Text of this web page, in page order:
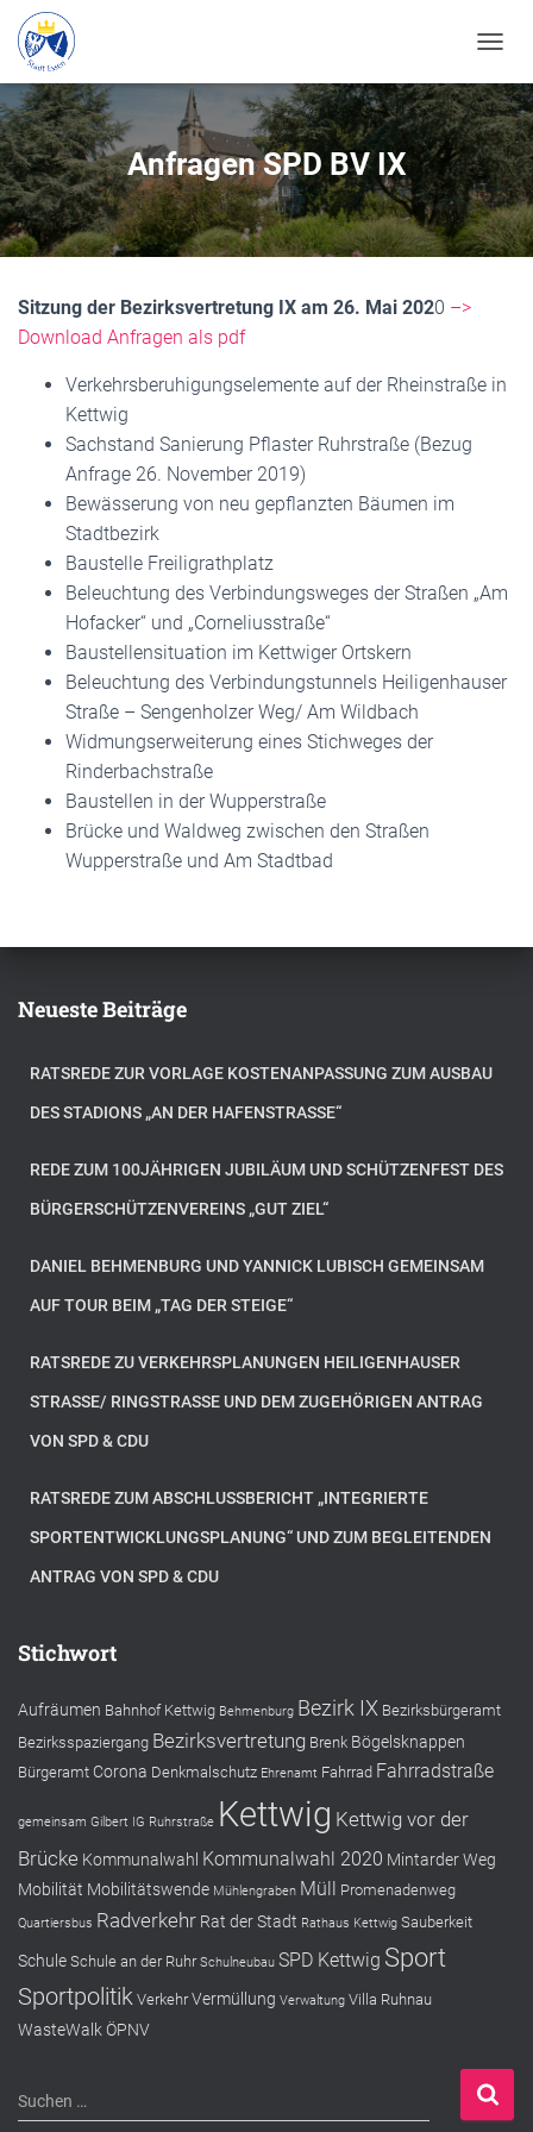
A
V
I
G
A
T
I
O
H
Anfragen SPD BV IX
Sitzung der Bezirksvertretung IX am 26. Mai 2020 –>
Download Anfragen als pdf
Verkehrsberuhigungselemente auf der Rheinstraße in
Kettwig
Sachstand Sanierung Pflaster Ruhrstraße (Bezug
Anfrage 26. November 2019)
Bewässerung von neu gepflanzten Bäumen im
Stadtbezirk
Baustelle Freiligrathplatz
Beleuchtung des Verbindungsweges der Straßen „Am
Hofacker“ und „Corneliusstraße“
Baustellensituation im Kettwiger Ortskern
Beleuchtung des Verbindungstunnels Heiligenhauser
Straße – Sengenholzer Weg/ Am Wildbach
Widmungserweiterung eines Stichweges der
Rinderbachstraße
Baustellen in der Wupperstraße
Brücke und Waldweg zwischen den Straßen
Wupperstraße und Am Stadtbad
Neueste Beiträge
RATSREDE ZUR VORLAGE KOSTENANPASSUNG ZUM AUSBAU
DES STADIONS „AN DER HAFENSTRASSE“
REDE ZUM 100JÄHRIGEN JUBILÄUM UND SCHÜTZENFEST DES
BÜRGERSCHÜTZENVEREINS „GUT ZIEL“
DANIEL BEHMENBURG UND YANNICK LUBISCH GEMEINSAM
AUF TOUR BEIM „TAG DER STEIGE“
RATSREDE ZU VERKEHRSPLANUNGEN HEILIGENHAUSER
STRASSE/ RINGSTRASSE UND DEM ZUGEHÖRIGEN ANTRAG VO
N SPD & CDU
RATSREDE ZUM ABSCHLUSSBERICHT „INTEGRIERTE
SPORTENTWICKLUNGSPLANUNG“ UND ZUM BEGLEITENDEN
ANTRAG VON SPD & CDU
Stichwort
Aufräumen Bahnhof Kettwig Behmenburg Bezirk IX Bezirksbürgeramt
Bezirksspaziergang Bezirksvertretung Brenk Bögelsknappen
Bürgeramt Corona Denkmalschutz Ehrenamt Fahrrad Fahrradstraße
gemeinsam Gilbert IG Ruhrstraße Kettwig Kettwig vor der
Brücke Kommunalwahl Kommunalwahl 2020 Mintarder Weg
Mobilität Mobilitätswende Mühlengraben Müll Promenadenweg
Quartiersbus Radverkehr Rat der Stadt Rathaus Kettwig Sauberkeit
Schule Schule an der Ruhr Schulneubau SPD Kettwig Sport
Sportpolitik Verkehr Vermüllung Verwaltung Villa Ruhnau
WasteWalk ÖPNV
S
u
Suchen …